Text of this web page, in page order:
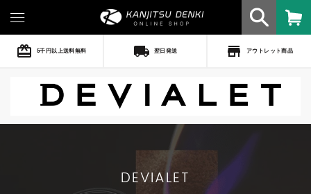
card_giftcard 5千円以上送料無料 local_shipping 翌日発送 store アウトレット商品
DEVIALET